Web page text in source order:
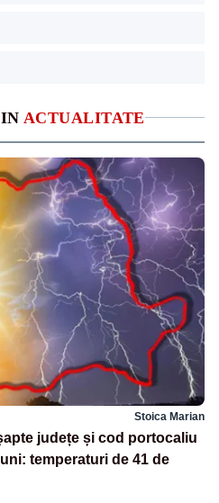
ACTUALITATE
Stoica Marian
județe și cod portocaliu
temperaturi de 41 de